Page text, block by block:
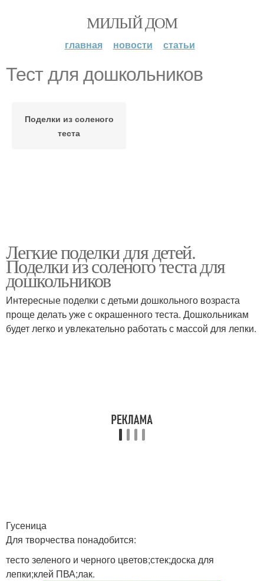
МИЛЫЙ ДОМ
главная новости статьи
Тест для дошкольников
Поделки из соленого
теста
Легкие поделки для детей.
Поделки из соленого теста для
дошкольников
Интересные поделки с детьми дошкольного возраста
проще делать уже с окрашенного теста. Дошкольникам
будет легко и увлекательно работать с массой для лепки.
Гусеница
Для творчества понадобится:
тесто зеленого и черного цветов;стек;доска для
лепки;клей ПВА;лак.